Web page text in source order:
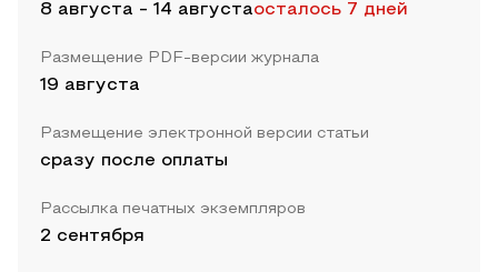
8 августа - 14 августаосталось 7 дней
Размещение PDF-версии журнала
19 августа
Размещение электронной версии статьи
сразу после оплаты
Рассылка печатных экземпляров
2 сентября